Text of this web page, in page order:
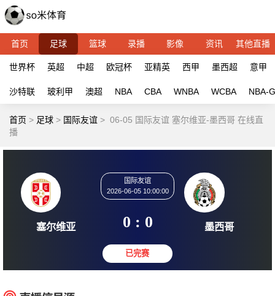
首页 足球 篮球 录播 影像 资讯 其他直播
世界杯 英超 中超 欧冠杯 亚精英 西甲 墨西超 意甲
沙特联 玻利甲 澳超 NBA CBA WNBA WCBA NBA-G
首页 > 足球 > 国际友谊 > 06-05 国际友谊 塞尔维亚-墨西哥 在线直
播
国际友谊
2026-06-05 10:00:00
0 : 0